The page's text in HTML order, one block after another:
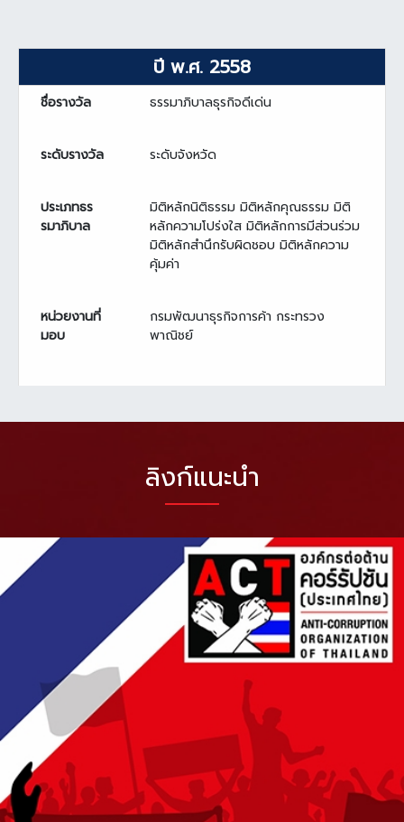
ปี พ.ศ. 2558
ชื่อรางวัล ธรรมาภิบาลธุรกิจดีเด่น
ระดับรางวัล ระดับจังหวัด
ประเภทธร
รมาภิบาล
มิติหลักนิติธรรม มิติหลักคุณธรรม มิติ
หลักความโปร่งใส มิติหลักการมีส่วนร่วม
มิติหลักสำนึกรับผิดชอบ มิติหลักความ
คุ้มค่า
หน่วยงานที่
มอบ
กรมพัฒนาธุรกิจการค้า กระทรวง
พาณิชย์
ลิงก์แนะนำ